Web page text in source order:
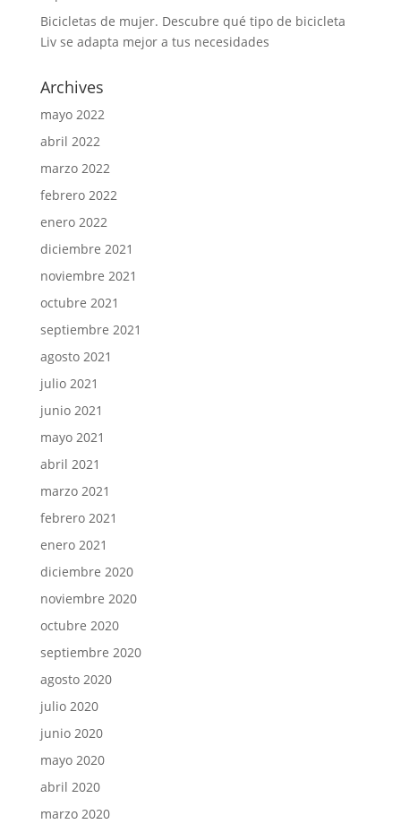
Bicicletas de mujer. Descubre qué tipo de bicicleta
Liv se adapta mejor a tus necesidades
Archives
mayo 2022
abril 2022
marzo 2022
febrero 2022
enero 2022
diciembre 2021
noviembre 2021
octubre 2021
septiembre 2021
agosto 2021
julio 2021
junio 2021
mayo 2021
abril 2021
marzo 2021
febrero 2021
enero 2021
diciembre 2020
noviembre 2020
octubre 2020
septiembre 2020
agosto 2020
julio 2020
junio 2020
mayo 2020
abril 2020
marzo 2020